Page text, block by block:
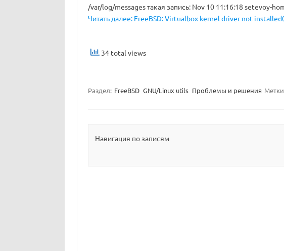
/var/log/messages такая запись: Nov 10 11:16:18 setevoy-
Читать далее: FreeBSD: Virtualbox kernel driver not
34 total views
Раздел: FreeBSD GNU/Linux utils Проблемы и решения
Навигация по записям